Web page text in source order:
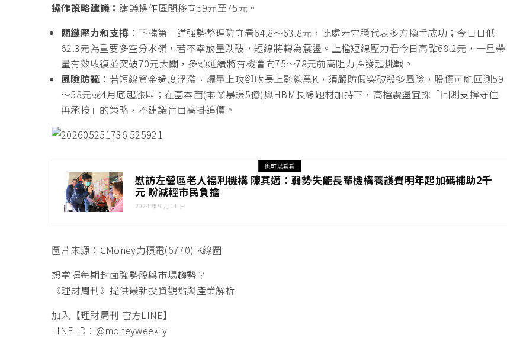
操作策略建議： 建議操作區間移向59元至75元。
關鍵壓力和支撐 ：下檔第一道強勢整理防守看64.8～63.8元，此處若守穩代表多方換手成功；今日日低
62.3元為重要多空分水嶺，若不幸放量跌破，短線將轉為震盪。上檔短線壓力看今日高點68.2元，一旦帶
量有效收復並突破70元大關，多頭延續將有機會向75～78元前高阻力區發起挑戰。
風險防範 ：若短線資金過度浮濫、爆量上攻卻收長上影線黑K，須嚴防假突破殺多風險，股價可能回測59
～58元或4月底起漲區；在基本面(本業暴賺5億)與HBM長線題材加持下，高檔震盪宜採「回測支撐守住
再承接」的策略，不建議盲目高掛追價。
也可以看看
慰訪左營區老人福利機構 陳其邁：弱勢失能長輩機構養護費明年起加碼補助2千
元 盼減輕市民負擔
2024 年 9 月 11 日
圖片來源：CMoney力積電(6770) K線圖
想掌握每期封面強勢股與市場趨勢？
《理財周刊》提供最新投資觀點與產業解析
加入【理財周刊 官方LINE】
LINE ID：@moneyweekly